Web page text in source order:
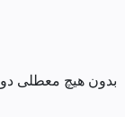
بدون هیچ معطلی